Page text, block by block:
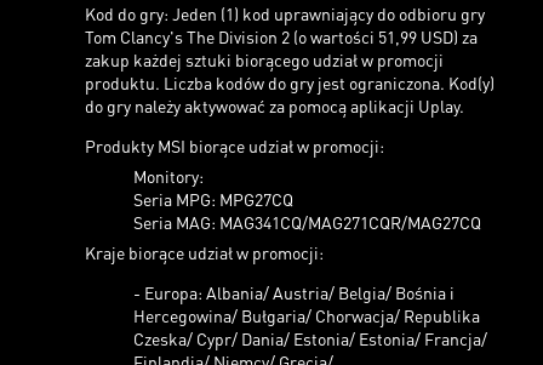
Kod do gry: Jeden (1) kod uprawniający do odbioru gry
Tom Clancy's The Division 2 (o wartości 51,99 USD) za
zakup każdej sztuki biorącego udział w promocji
produktu. Liczba kodów do gry jest ograniczona. Kod(y)
do gry należy aktywować za pomocą aplikacji Uplay.
Produkty MSI biorące udział w promocji:
Monitory:
Seria MPG: MPG27CQ
Seria MAG: MAG341CQ/MAG271CQR/MAG27CQ
Kraje biorące udział w promocji:
- Europa: Albania/ Austria/ Belgia/ Bośnia i
Hercegowina/ Bułgaria/ Chorwacja/ Republika
Czeska/ Cypr/ Dania/ Estonia/ Estonia/ Francja/